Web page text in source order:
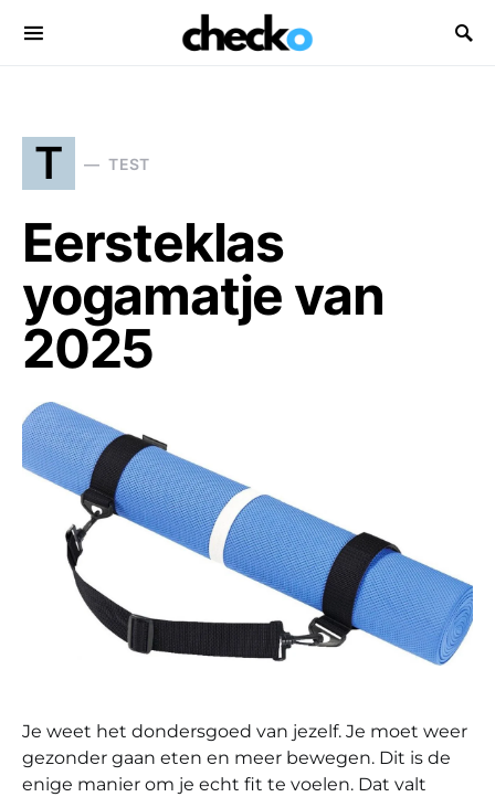
Search for:
T TEST
Eersteklas
yogamatje van
2025
Je weet het dondersgoed van jezelf. Je moet weer
gezonder gaan eten en meer bewegen. Dit is de
enige manier om je echt fit te voelen. Dat valt